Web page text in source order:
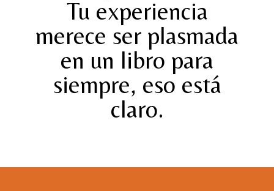
Tu experiencia
merece ser plasmada
en un libro para
siempre, eso está
claro.